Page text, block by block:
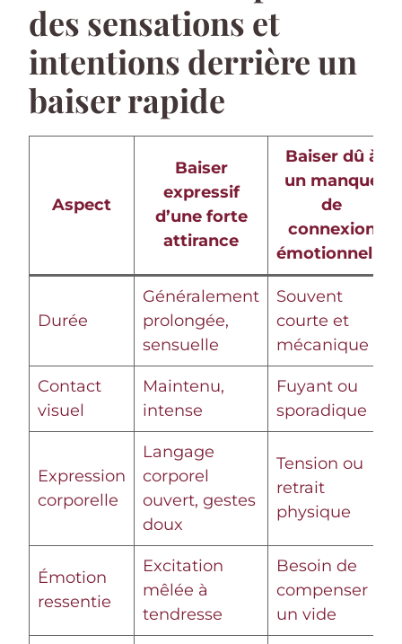
des sensations et
intentions derrière un
baiser rapide
Aspect
Baiser
expressif
d’une forte
attirance
Baiser dû à
un manque
de
connexion
émotionnelle
Durée
Généralement
prolongée,
sensuelle
Souvent
courte et
mécanique
Contact
visuel
Maintenu,
intense
Fuyant ou
sporadique
Expression
corporelle
Langage
corporel
ouvert, gestes
doux
Tension ou
retrait
physique
Émotion
ressentie
Excitation
mêlée à
tendresse
Besoin de
compenser
un vide